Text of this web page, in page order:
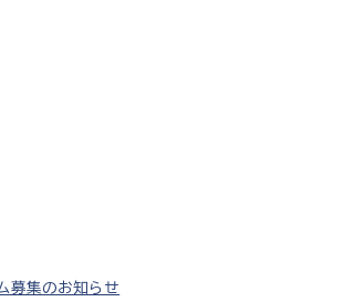
募集のお知らせ